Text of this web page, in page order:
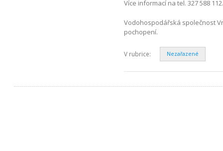
Více informací na tel. 327 588
Vodohospodářská společnost
pochopení.
V rubrice: Nezařazené